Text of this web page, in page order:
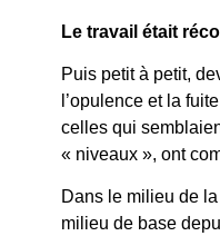
Le travail était
Puis petit à petit,
l’opulence et la
celles qui
« niveaux », ont
Dans le milieu de
milieu de base